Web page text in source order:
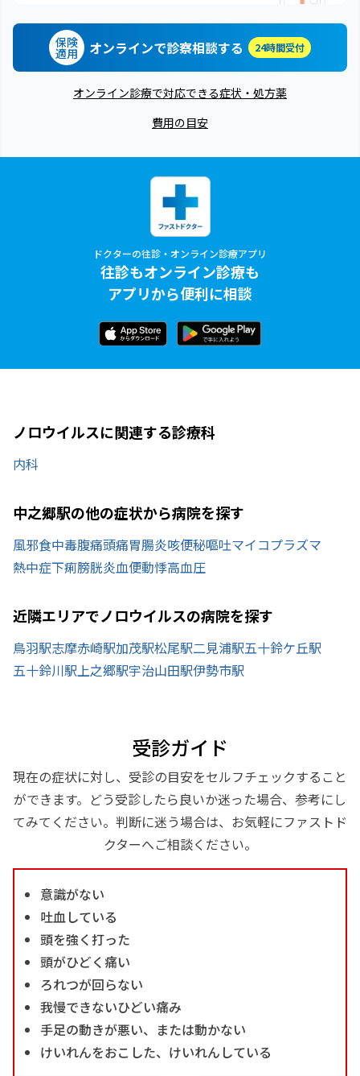
保険
適用 オンラインで診察相談する 24時間受付
オンライン診療で対応できる症状・処方薬
費用の目安
ドクターの往診・オンライン診療アプリ
往診もオンライン診療も
アプリから便利に相談
ノロウイルスに関連する診療科
内科
中之郷駅の他の症状から病院を探す
風邪食中毒腹痛頭痛胃腸炎咳便秘嘔吐マイコプラズマ
熱中症下痢膀胱炎血便動悸高血圧
近隣エリアでノロウイルスの病院を探す
鳥羽駅志摩赤崎駅加茂駅松尾駅二見浦駅五十鈴ケ丘駅
五十鈴川駅 上之郷駅宇治山田駅伊勢市駅
受診ガイド
現在の症状に対し、受診の目安をセルフチェックすること
ができます。どう受診したら良いか迷った場合、参考にし
てみてください。判断に迷う場合は、お気軽にファストド
クターへご相談ください。
意識がない
吐血している
頭を強く打った
頭がひどく痛い
ろれつが回らない
我慢できないひどい痛み
手足の動きが悪い、または動かない
けいれんをおこした、けいれんしている